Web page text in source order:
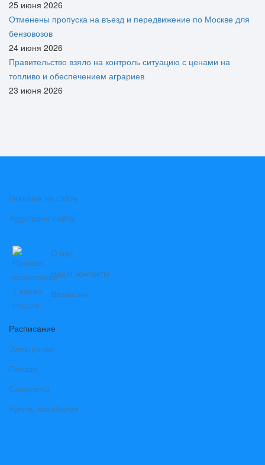
25 июня 2026
Отменены пропуска на въезд и передвижение по Москве для
бензовозов
24 июня 2026
Правительство взяло на контроль ситуацию с ценами на
топливо и обеспечением аграриев
23 июня 2026
Реклама на сайте
Аудитория сайта
О нас
Наши контакты
Вакансии
Расписание
Электрички
Поезда
Самолеты
Купить авиабилет